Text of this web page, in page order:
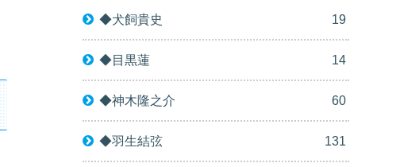
◆犬飼貴史 19
◆目黒蓮 14
◆神木隆之介 60
◆羽生結弦 131